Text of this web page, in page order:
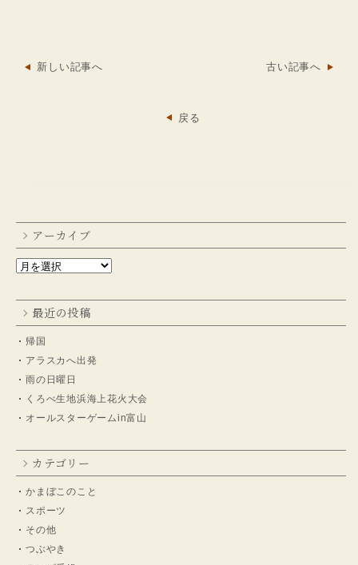
新しい記事へ 古い記事へ
戻る
アーカイブ
最近の投稿
帰国
アラスカへ出発
雨の日曜日
くろべ生地浜海上花火大会
オールスターゲームin富山
カテゴリー
かまぼこのこと
スポーツ
その他
つぶやき